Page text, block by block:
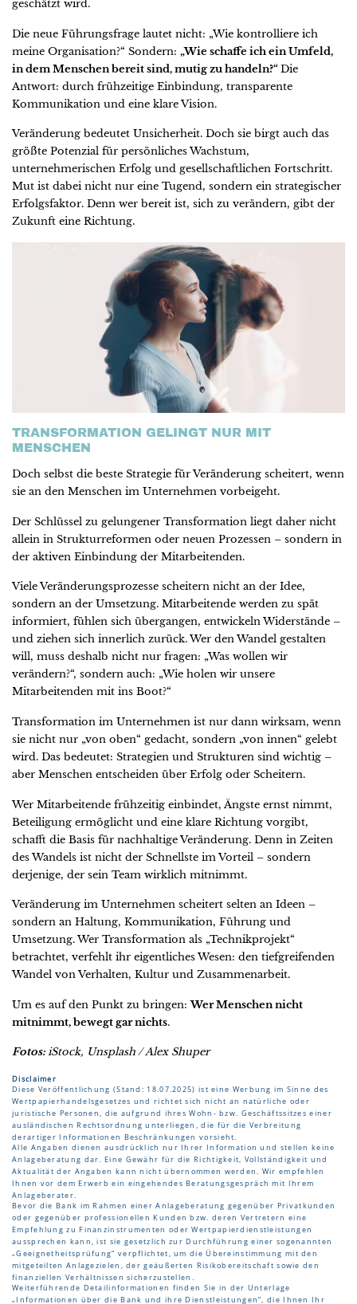
geschätzt wird.
Die neue Führungsfrage lautet nicht: „Wie kontrolliere ich
meine Organisation?“ Sondern: „Wie schaffe ich ein Umfeld,
in dem Menschen bereit sind, mutig zu handeln?“ Die
Antwort: durch frühzeitige Einbindung, transparente
Kommunikation und eine klare Vision.
Veränderung bedeutet Unsicherheit. Doch sie birgt auch das
größte Potenzial für persönliches Wachstum,
unternehmerischen Erfolg und gesellschaftlichen Fortschritt.
Mut ist dabei nicht nur eine Tugend, sondern ein strategischer
Erfolgsfaktor. Denn wer bereit ist, sich zu verändern, gibt der
Zukunft eine Richtung.
TRANSFORMATION GELINGT NUR MIT
MENSCHEN
Doch selbst die beste Strategie für Veränderung scheitert, wenn
sie an den Menschen im Unternehmen vorbeigeht.
Der Schlüssel zu gelungener Transformation liegt daher nicht
allein in Strukturreformen oder neuen Prozessen – sondern in
der aktiven Einbindung der Mitarbeitenden.
Viele Veränderungsprozesse scheitern nicht an der Idee,
sondern an der Umsetzung. Mitarbeitende werden zu spät
informiert, fühlen sich übergangen, entwickeln Widerstände –
und ziehen sich innerlich zurück. Wer den Wandel gestalten
will, muss deshalb nicht nur fragen: „Was wollen wir
verändern?“, sondern auch: „Wie holen wir unsere
Mitarbeitenden mit ins Boot?“
Transformation im Unternehmen ist nur dann wirksam, wenn
sie nicht nur „von oben“ gedacht, sondern „von innen“ gelebt
wird. Das bedeutet: Strategien und Strukturen sind wichtig –
aber Menschen entscheiden über Erfolg oder Scheitern.
Wer Mitarbeitende frühzeitig einbindet, Ängste ernst nimmt,
Beteiligung ermöglicht und eine klare Richtung vorgibt,
schafft die Basis für nachhaltige Veränderung. Denn in Zeiten
des Wandels ist nicht der Schnellste im Vorteil – sondern
derjenige, der sein Team wirklich mitnimmt.
Veränderung im Unternehmen scheitert selten an Ideen –
sondern an Haltung, Kommunikation, Führung und
Umsetzung. Wer Transformation als „Technikprojekt“
betrachtet, verfehlt ihr eigentliches Wesen: den tiefgreifenden
Wandel von Verhalten, Kultur und Zusammenarbeit.
Um es auf den Punkt zu bringen:Wer Menschen nicht
mitnimmt, bewegt gar nichts.
Fotos:iStock, Unsplash / Alex Shuper
Disclaimer
Diese Veröffentlichung (Stand: 18.07.2025) ist eine Werbung im Sinne des
Wertpapierhandelsgesetzes und richtet sich nicht an natürliche oder
juristische Personen, die aufgrund ihres Wohn- bzw. Geschäftssitzes einer
ausländischen Rechtsordnung unterliegen, die für die Verbreitung
derartiger Informationen Beschränkungen vorsieht.
Alle Angaben dienen ausdrücklich nur Ihrer Information und stellen keine
Anlageberatung dar. Eine Gewähr für die Richtigkeit, Vollständigkeit und
Aktualität der Angaben kann nicht übernommen werden. Wir empfehlen
Ihnen vor dem Erwerb ein eingehendes Beratungsgespräch mit Ihrem
Anlageberater.
Bevor die Bank im Rahmen einer Anlageberatung gegenüber Privatkunden
oder gegenüber professionellen Kunden bzw. deren Vertretern eine
Empfehlung zu Finanzinstrumenten oder Wertpapierdienstleistungen
aussprechen kann, ist sie gesetzlich zur Durchführung einer sogenannten
„Geeignetheitsprüfung“ verpflichtet, um die Übereinstimmung mit den
mitgeteilten Anlagezielen, der geäußerten Risikobereitschaft sowie den
finanziellen Verhältnissen sicherzustellen.
Weiterführende Detailinformationen finden Sie in der Unterlage
„Informationen über die Bank und ihre Dienstleistungen“, die Ihnen Ihr